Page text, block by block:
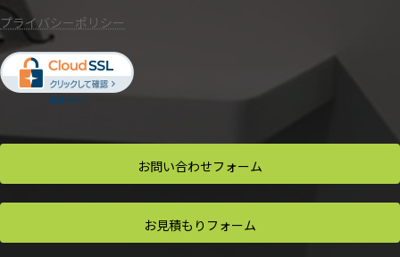
プライバシーポリシー
お問い合わせフォーム
お見積もり フォーム